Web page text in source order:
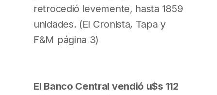
retrocedió levemente, hasta 1859
unidades. (El Cronista, Tapa y
F&M página 3)
El Banco Central vendió u$s 112